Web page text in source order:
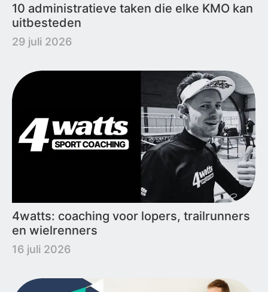
10 administratieve taken die elke KMO kan
uitbesteden
29 juli 2026
4watts: coaching voor lopers, trailrunners
en wielrenners
16 juli 2026